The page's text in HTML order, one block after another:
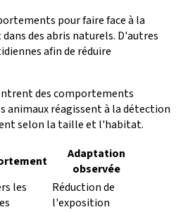
pour faire face à la
des abris naturels. D'autres
afin de réduire
des comportements
animaux réagissent à la détection
selon la taille et l'habitat.
Adaptation
observée
les
Réduction de
l'exposition